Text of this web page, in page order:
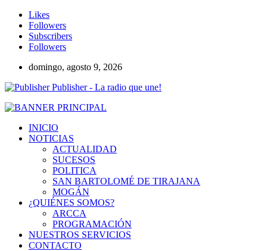
Likes
Followers
Subscribers
Followers
domingo, agosto 9, 2026
Publisher - La radio que une!
INICIO
NOTICIAS
ACTUALIDAD
SUCESOS
POLITICA
SAN BARTOLOMÉ DE TIRAJANA
MOGÁN
¿QUIÉNES SOMOS?
ARCCA
PROGRAMACIÓN
NUESTROS SERVICIOS
CONTACTO